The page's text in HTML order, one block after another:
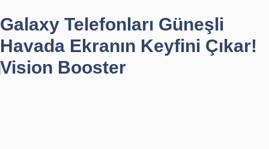
Galaxy Telefonları Güneşli
Havada Ekranın Keyfini Çıkar!
Vision Booster